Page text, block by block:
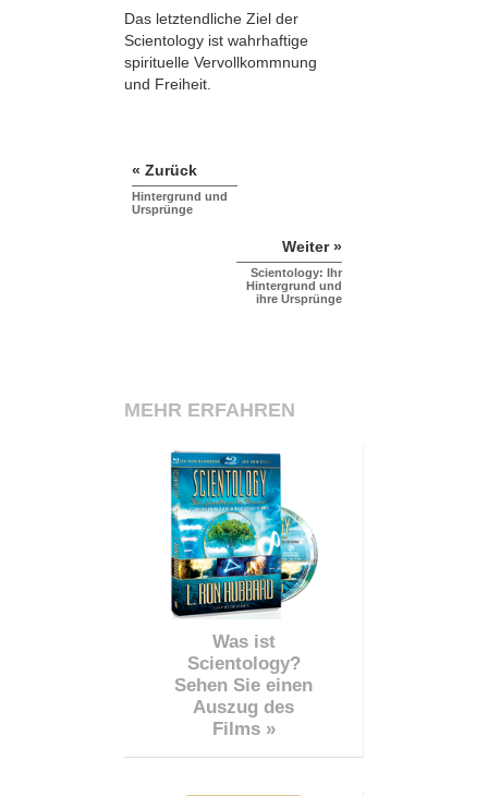
Das letztendliche Ziel der
Scientology ist wahrhaftige
spirituelle Vervollkommnung
und Freiheit.
« Zurück
Hintergrund und
Ursprünge
Weiter »
Scientology: Ihr
Hintergrund und
ihre Ursprünge
MEHR ERFAHREN
Was ist
Scientology?
Sehen Sie einen
Auszug des
Films »